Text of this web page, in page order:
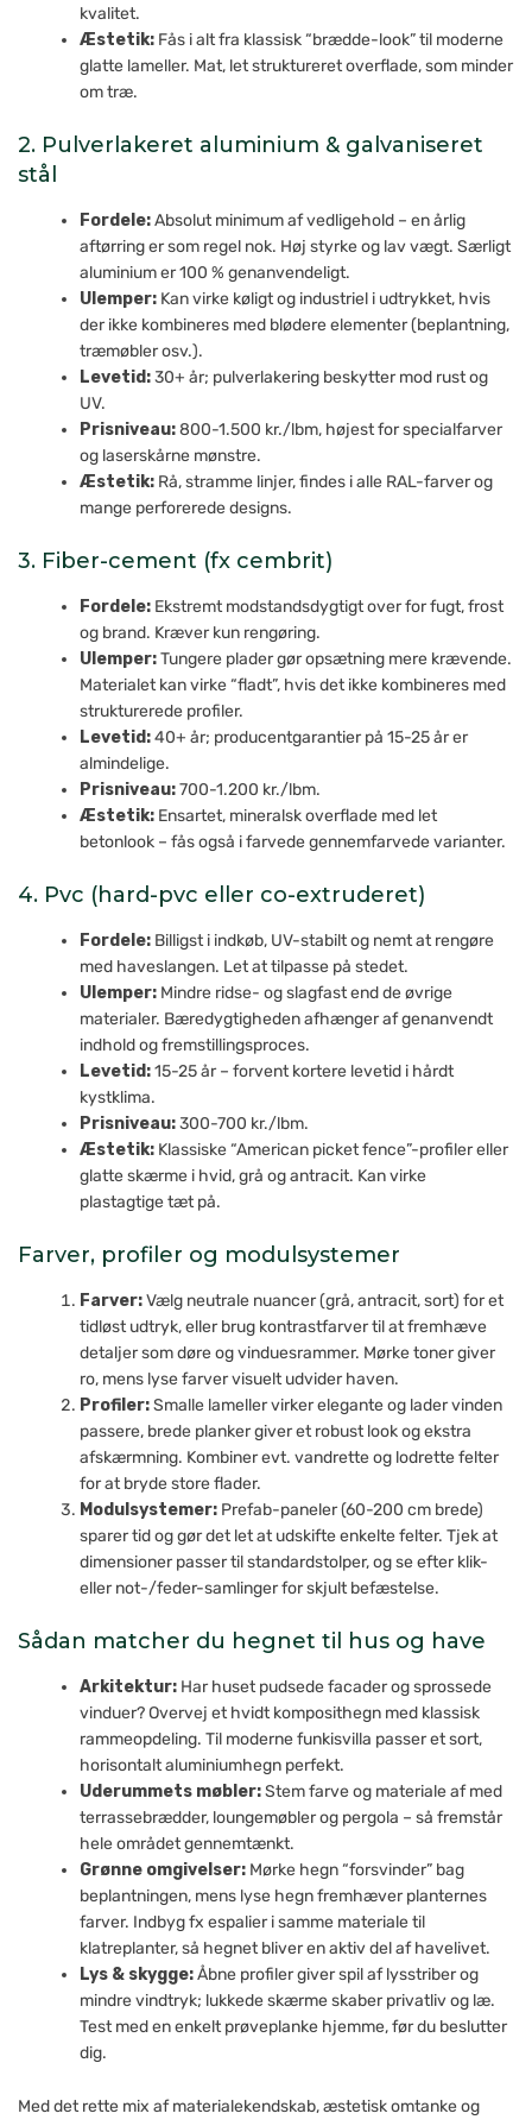
kvalitet.
Æstetik: Fås i alt fra klassisk “brædde-look” til moderne
glatte lameller. Mat, let struktureret overflade, som minder
om træ.
2. Pulverlakeret aluminium & galvaniseret
stål
Fordele:Absolut minimum af vedligehold – en årlig
aftørring er som regel nok. Høj styrke og lav vægt. Særligt
aluminium er 100 % genanvendeligt.
Ulemper: Kan virke køligt og industriel i udtrykket, hvis
der ikke kombineres med blødere elementer (beplantning,
træmøbler osv.).
Levetid:30+ år; pulverlakering beskytter mod rust og
UV.
Prisniveau:800-1.500 kr./lbm, højest for specialfarver
og laserskårne mønstre.
Æstetik: Rå, stramme linjer, findes i alle RAL-farver og
mange perforerede designs.
3. Fiber-cement (fx cembrit)
Fordele: Ekstremt modstandsdygtigt over for fugt, frost
og brand. Kræver kun rengøring.
Ulemper:Tungere plader gør opsætning mere krævende.
Materialet kan virke “fladt”, hvis det ikke kombineres med
strukturerede profiler.
Levetid:40+ år; producentgarantier på 15-25 år er
almindelige.
Prisniveau:700-1.200 kr./lbm.
Æstetik: Ensartet, mineralsk overflade med let
betonlook – fås også i farvede gennemfarvede varianter.
4. Pvc (hard-pvc eller co-extruderet)
Fordele: Billigst i indkøb, UV-stabilt og nemt at rengøre
med haveslangen. Let at tilpasse på stedet.
Ulemper: Mindre ridse- og slagfast end de øvrige
materialer. Bæredygtigheden afhænger af genanvendt
indhold og fremstillingsproces.
Levetid:15-25 år – forvent kortere levetid i hårdt
kystklima.
Prisniveau:300-700 kr./lbm.
Æstetik: Klassiske “American picket fence”-profiler eller
glatte skærme i hvid, grå og antracit. Kan virke
plastagtige tæt på.
Farver, profiler og modulsystemer
Farver:Vælg neutrale nuancer (grå, antracit, sort) for et
tidløst udtryk, eller brug kontrastfarver til at fremhæve
detaljer som døre og vinduesrammer. Mørke toner giver
ro, mens lyse farver visuelt udvider haven.
Profiler:Smalle lameller virker elegante og lader vinden
passere, brede planker giver et robust look og ekstra
afskærmning. Kombiner evt. vandrette og lodrette felter
for at bryde store flader.
Modulsystemer: Prefab-paneler (60-200 cm brede)
sparer tid og gør det let at udskifte enkelte felter. Tjek at
dimensioner passer til standardstolper, og se efter klik-
eller not-/feder-samlinger for skjult befæstelse.
Sådan matcher du hegnet til hus og have
Arkitektur: Har huset pudsede facader og sprossede
vinduer? Overvej et hvidt komposithegn med klassisk
rammeopdeling. Til moderne funkisvilla passer et sort,
horisontalt aluminiumhegn perfekt.
Uderummets møbler:Stem farve og materiale af med
terrassebrædder, loungemøbler og pergola – så fremstår
hele området gennemtænkt.
Grønne omgivelser: Mørke hegn “forsvinder” bag
beplantningen, mens lyse hegn fremhæver planternes
farver. Indbyg fx espalier i samme materiale til
klatreplanter, så hegnet bliver en aktiv del af havelivet.
Lys & skygge:Åbne profiler giver spil af lysstriber og
mindre vindtryk; lukkede skærme skaber privatliv og læ.
Test med en enkelt prøveplanke hjemme, før du beslutter
dig.
Med det rette mix af materialekendskab, æstetisk omtanke og